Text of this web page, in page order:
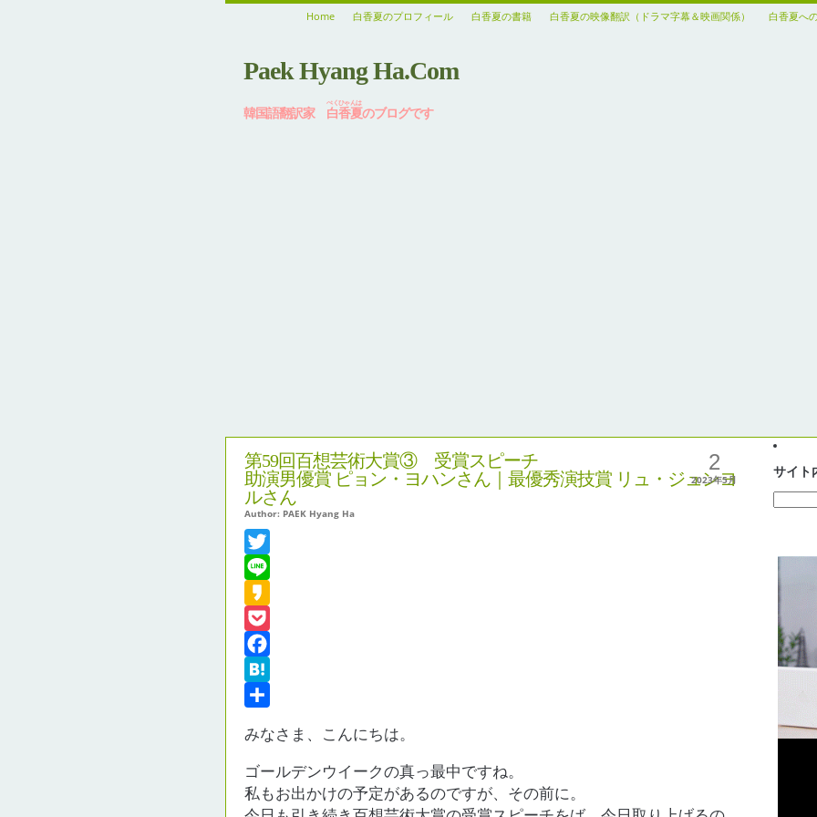
Home 白香夏のプロフィール 白香夏の書籍 白香夏の映像翻訳（ドラマ字幕＆映画関係） 白香夏へ
Paek Hyang Ha.Com
韓国語翻訳家 白香夏
ぺくひゃんは
のブログです
第59回百想芸術大賞③ 受賞スピーチ
助演男優賞 ピョン・ヨハンさん｜最優秀演技賞 リュ・ジュンヨ
ルさん
Author: PAEK Hyang Ha
2
2023年5月
Twitter
Line
Kakao
Pocket
Facebook
Hatena
有
みなさま、こんにちは。
ゴールデンウイークの真っ最中ですね。
私もお出かけの予定があるのですが、その前に。
サイト